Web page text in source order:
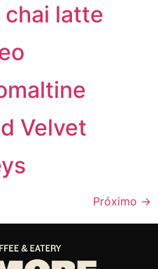
chai latte
Velvet
Próximo →